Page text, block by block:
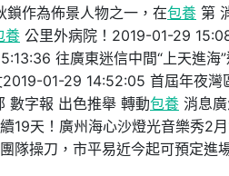
鎖作為佈景人物之一，在包養 第
養 公里外病院！2019-01-29
往廣東迷信中間“上天進
2019-01-29 14:52:05 首屆年夜
數字報 出色推舉 轉動包養 消息
19天！廣州海心沙燈光音樂秀2
操刀，市平易近今起可預定進